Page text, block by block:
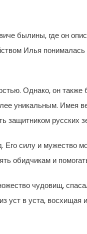
былины, где он
Илья понималась
Однако, он
уникальным. Имея
защитником русских
силу и мужество
обидчикам и
чудовищ,
уст в уста, восхищая